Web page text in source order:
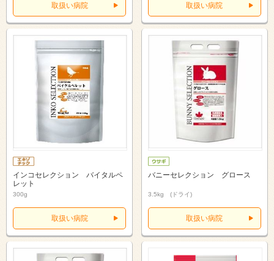
取扱い病院 取扱い病院
インコセレクション バイタルペ
レット
300g
取扱い病院
バニーセレクション グロース
3.5kg (ドライ)
取扱い病院